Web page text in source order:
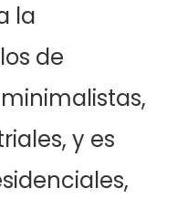
la
de
y es